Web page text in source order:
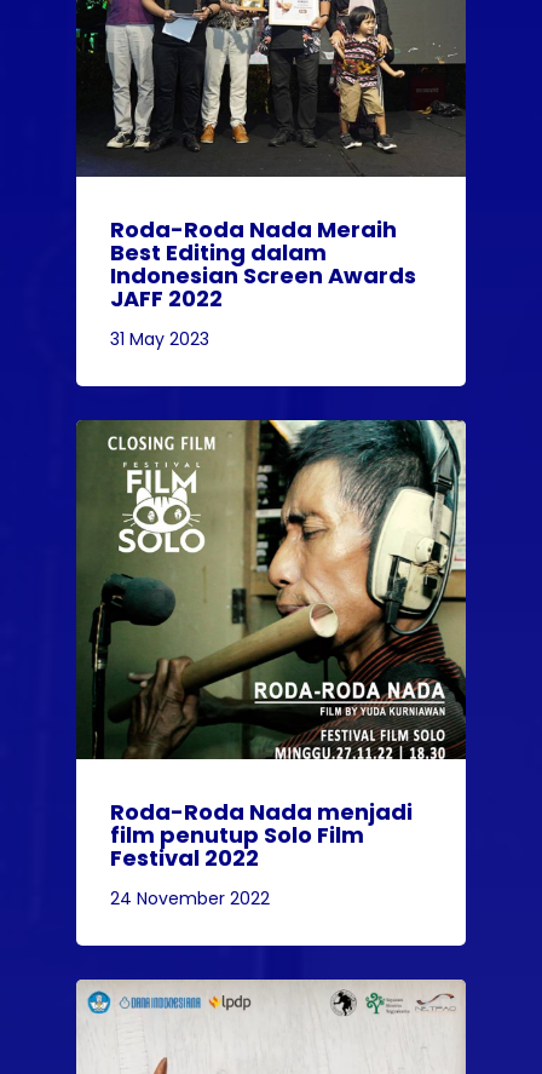
Roda-Roda Nada Meraih
Best Editing dalam
Indonesian Screen Awards
JAFF 2022
31 May 2023
Roda-Roda Nada menjadi
film penutup Solo Film
Festival 2022
24 November 2022